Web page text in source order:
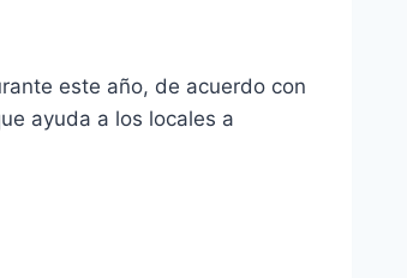
este año, de acuerdo con
ayuda a los locales a